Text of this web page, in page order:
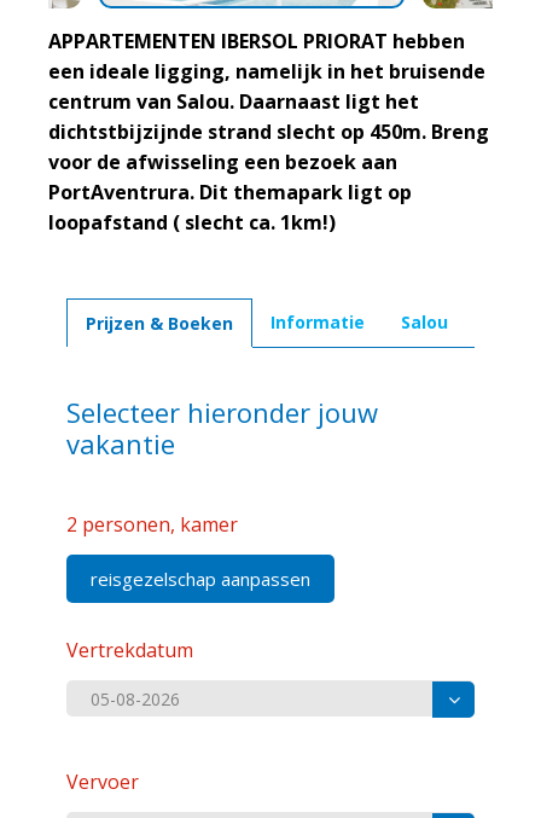
APPARTEMENTEN IBERSOL PRIORAT hebben
een ideale ligging, namelijk in het bruisende
centrum van Salou. Daarnaast ligt het
dichtstbijzijnde strand slecht op 450m. Breng
voor de afwisseling een bezoek aan
PortAventrura. Dit themapark ligt op
loopafstand ( slecht ca. 1km!)
Prijzen & Boeken Informatie Salou
Selecteer hieronder jouw
vakantie
2 personen, kamer
reisgezelschap aanpassen
Vertrekdatum
Vervoer